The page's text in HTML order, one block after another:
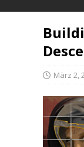
März 2,